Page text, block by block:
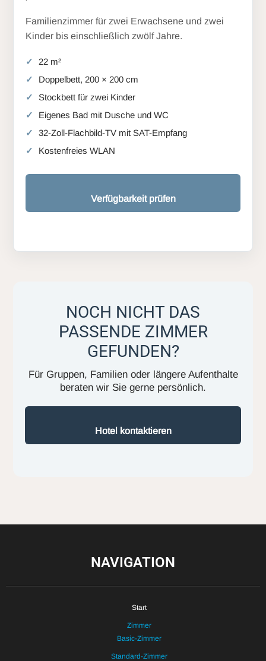
Familienzimmer für zwei Erwachsene und zwei
Kinder bis einschließlich zwölf Jahre.
22 m²
Doppelbett, 200 × 200 cm
Stockbett für zwei Kinder
Eigenes Bad mit Dusche und WC
32-Zoll-Flachbild-TV mit SAT-Empfang
Kostenfreies WLAN
Verfügbarkeit prüfen
NOCH NICHT DAS
PASSENDE ZIMMER
GEFUNDEN?
Für Gruppen, Familien oder längere Aufenthalte
beraten wir Sie gerne persönlich.
Hotel kontaktieren
NAVIGATION
Start
Zimmer
Basic-Zimmer
Standard-Zimmer